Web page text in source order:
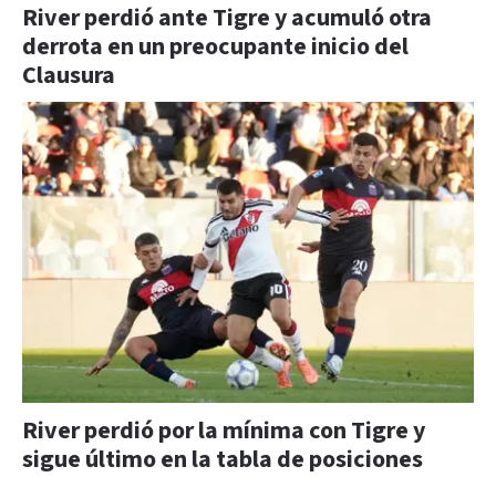
River perdió ante Tigre y acumuló otra
derrota en un preocupante inicio del
Clausura
River perdió por la mínima con Tigre y
sigue último en la tabla de posiciones